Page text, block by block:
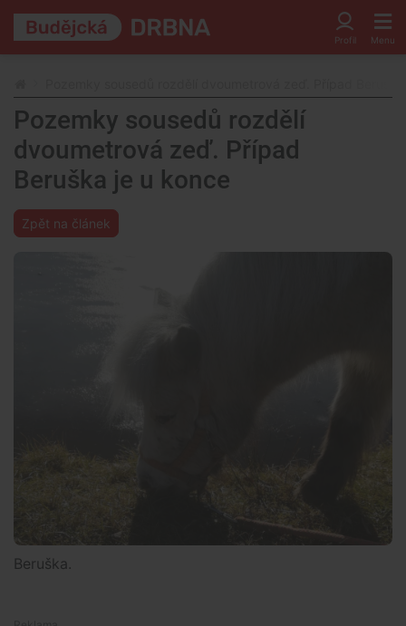
Pozemky sousedů rozdělí
dvoumetrová zeď. Případ
Beruška je u konce
Zpět na článek
Beruška.